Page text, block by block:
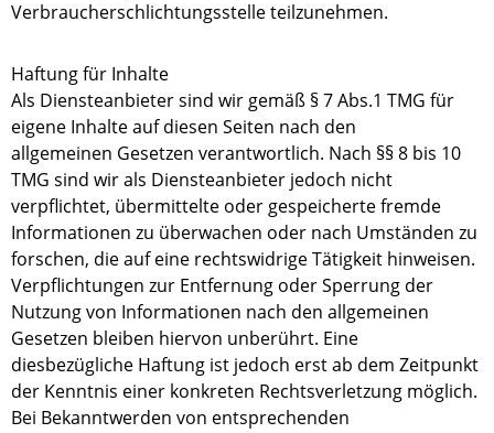
Verbraucherschlichtungsstelle teilzunehmen.
Haftung für Inhalte
Als Diensteanbieter sind wir gemäß § 7 Abs.1 TMG für
eigene Inhalte auf diesen Seiten nach den
allgemeinen Gesetzen verantwortlich. Nach §§ 8 bis 10
TMG sind wir als Diensteanbieter jedoch nicht
verpflichtet, übermittelte oder gespeicherte fremde
Informationen zu überwachen oder nach Umständen zu
forschen, die auf eine rechtswidrige Tätigkeit hinweisen.
Verpflichtungen zur Entfernung oder Sperrung der
Nutzung von Informationen nach den allgemeinen
Gesetzen bleiben hiervon unberührt. Eine
diesbezügliche Haftung ist jedoch erst ab dem Zeitpunkt
der Kenntnis einer konkreten Rechtsverletzung möglich.
Bei Bekanntwerden von entsprechenden